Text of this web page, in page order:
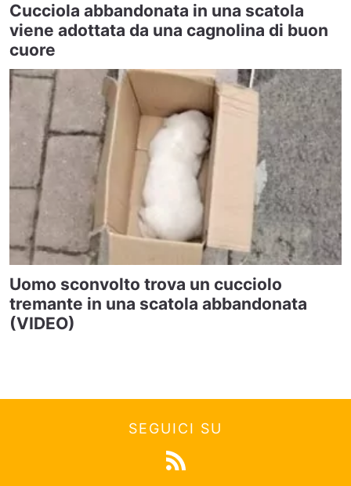
Cucciola abbandonata in una scatola
viene adottata da una cagnolina di buon
cuore
Uomo sconvolto trova un cucciolo
tremante in una scatola abbandonata
(VIDEO)
SEGUICI SU